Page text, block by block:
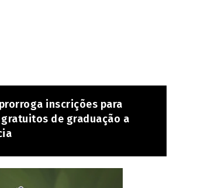
prorroga inscrições para
de graduação a